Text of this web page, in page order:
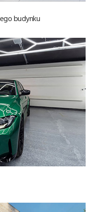
budynku